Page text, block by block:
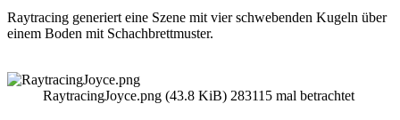
Raytracing generiert eine Szene mit vier schwebenden Kugeln über
einem Boden mit Schachbrettmuster.
RaytracingJoyce.png (43.8 KiB) 283115 mal betrachtet